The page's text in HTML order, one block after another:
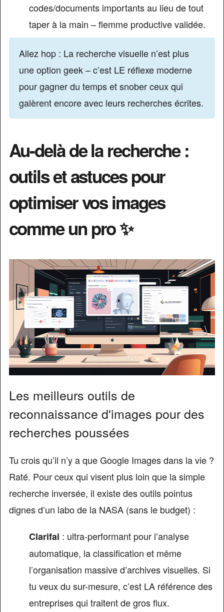
codes/documents importants au lieu de tout
taper à la main – flemme productive validée.
Allez hop : La recherche visuelle n’est plus
une option geek – c’est LE réflexe moderne
pour gagner du temps et snober ceux qui
galèrent encore avec leurs recherches écrites.
Au-delà de la recherche :
outils et astuces pour
optimiser vos images
comme un pro ✨
Les meilleurs outils de
reconnaissance d'images pour des
recherches poussées
Tu crois qu’il n’y a que Google Images dans la vie ?
Raté. Pour ceux qui visent plus loin que la simple
recherche inversée, il existe des outils pointus
dignes d’un labo de la NASA (sans le budget) :
Clarifai : ultra-performant pour l’analyse
automatique, la classification et même
l’organisation massive d’archives visuelles. Si
tu veux du sur-mesure, c’est LA référence des
entreprises qui traitent de gros flux.